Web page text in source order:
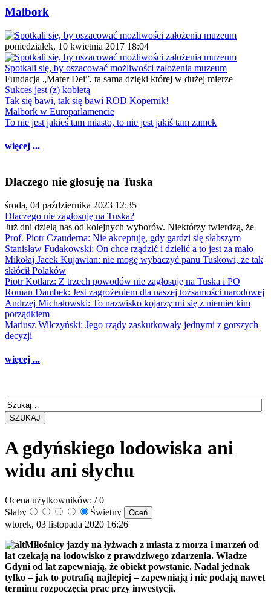
Malbork
poniedziałek, 10 kwietnia 2017 18:04
Spotkali się, by oszacować możliwości założenia muzeum
Fundacja „Mater Dei”, ta sama dzięki której w dużej mierze
Sukces jest (z) kobietą
Tak się bawi, tak się bawi ROD Kopernik!
Malbork w Europarlamencie
To nie jest jakieś tam miasto, to nie jest jakiś tam zamek
więcej ...
Dlaczego nie głosuję na Tuska
środa, 04 października 2023 12:35
Dlaczego nie zagłosuję na Tuska?
Już dni dzielą nas od kolejnych wyborów. Niektórzy twierdzą, że
Prof. Piotr Czauderna: Nie akceptuję, gdy gardzi się słabszym
Stanisław Fudakowski: On chce rządzić i dzielić a to jest za mało
Mikołaj Jacek Kujawian: nie mogę wybaczyć panu Tuskowi, że tak
skłócił Polaków
Piotr Kotlarz: Z trzech powodów nie zagłosuję na Tuska i PO
Roman Dambek: Jest zagrożeniem dla naszej tożsamości narodowej
Andrzej Michałowski: To nazwisko kojarzy mi się z niemieckim
porządkiem
Mariusz Wilczyński: Jego rządy zaskutkowały jednymi z gorszych
decyzji
więcej ...
SZUKAJ
A gdyńskiego lodowiska ani
widu ani słychu
Ocena użytkowników: / 0
Słaby
Świetny
wtorek, 03 listopada 2020 16:26
Miłośnicy jazdy na łyżwach z miasta z morza i marzeń od
lat czekają na lodowisko z prawdziwego zdarzenia. Władze
Gdyni od lat zapewniają, że obiekt powstanie. Nadal jednak
tylko – jak to potrafią najlepiej – zapewniają i nie podają nawet
terminu rozpoczęcia prac przy inwestycji.